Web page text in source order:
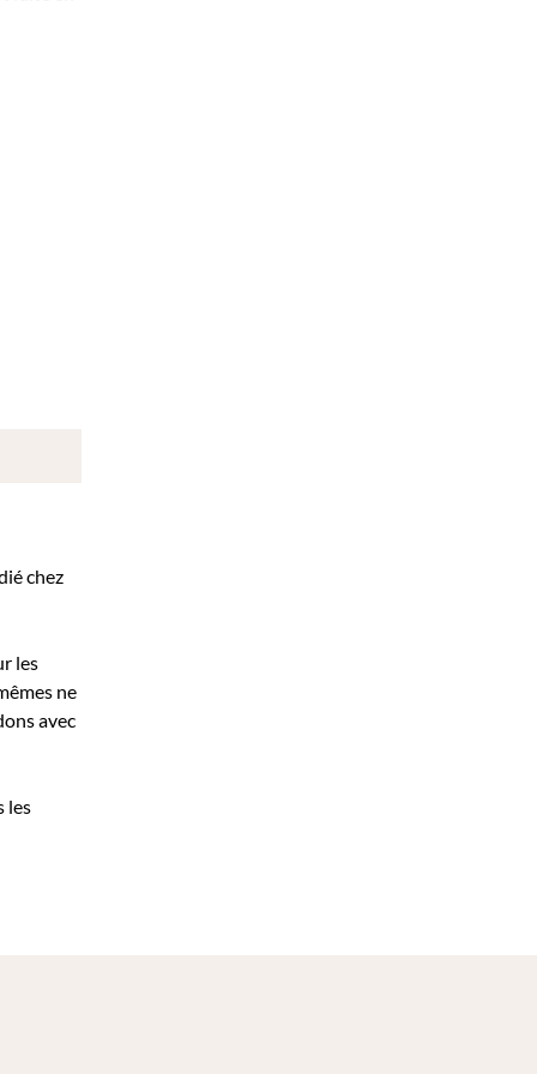
chez
les
ne
avec
les